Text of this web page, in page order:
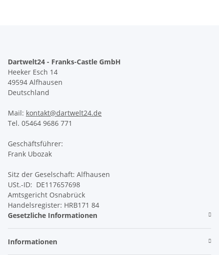
Dartwelt24 - Franks-Castle GmbH
Heeker Esch 14
49594 Alfhausen
Deutschland
Mail: kontakt@dartwelt24.de
Tel. 05464 9686 771
Geschäftsführer:
Frank Ubozak
Sitz der Geselschaft: Alfhausen
USt.-ID: DE117657698
Amtsgericht Osnabrück
Handelsregister: HRB171 84
Gesetzliche Informationen
Informationen